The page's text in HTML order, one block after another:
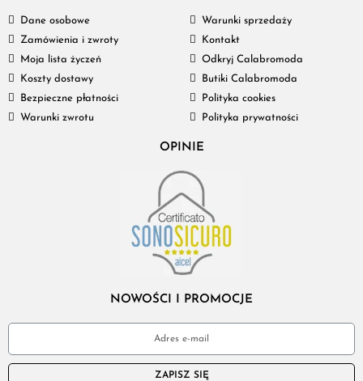
Dane osobowe
Zamówienia i zwroty
Moja lista życzeń
Koszty dostawy
Bezpieczne płatności
Warunki zwrotu
Warunki sprzedaży
Kontakt
Odkryj Calabromoda
Butiki Calabromoda
Polityka cookies
Polityka prywatności
OPINIE
NOWOŚCI I PROMOCJE
ZAPISZ SIĘ